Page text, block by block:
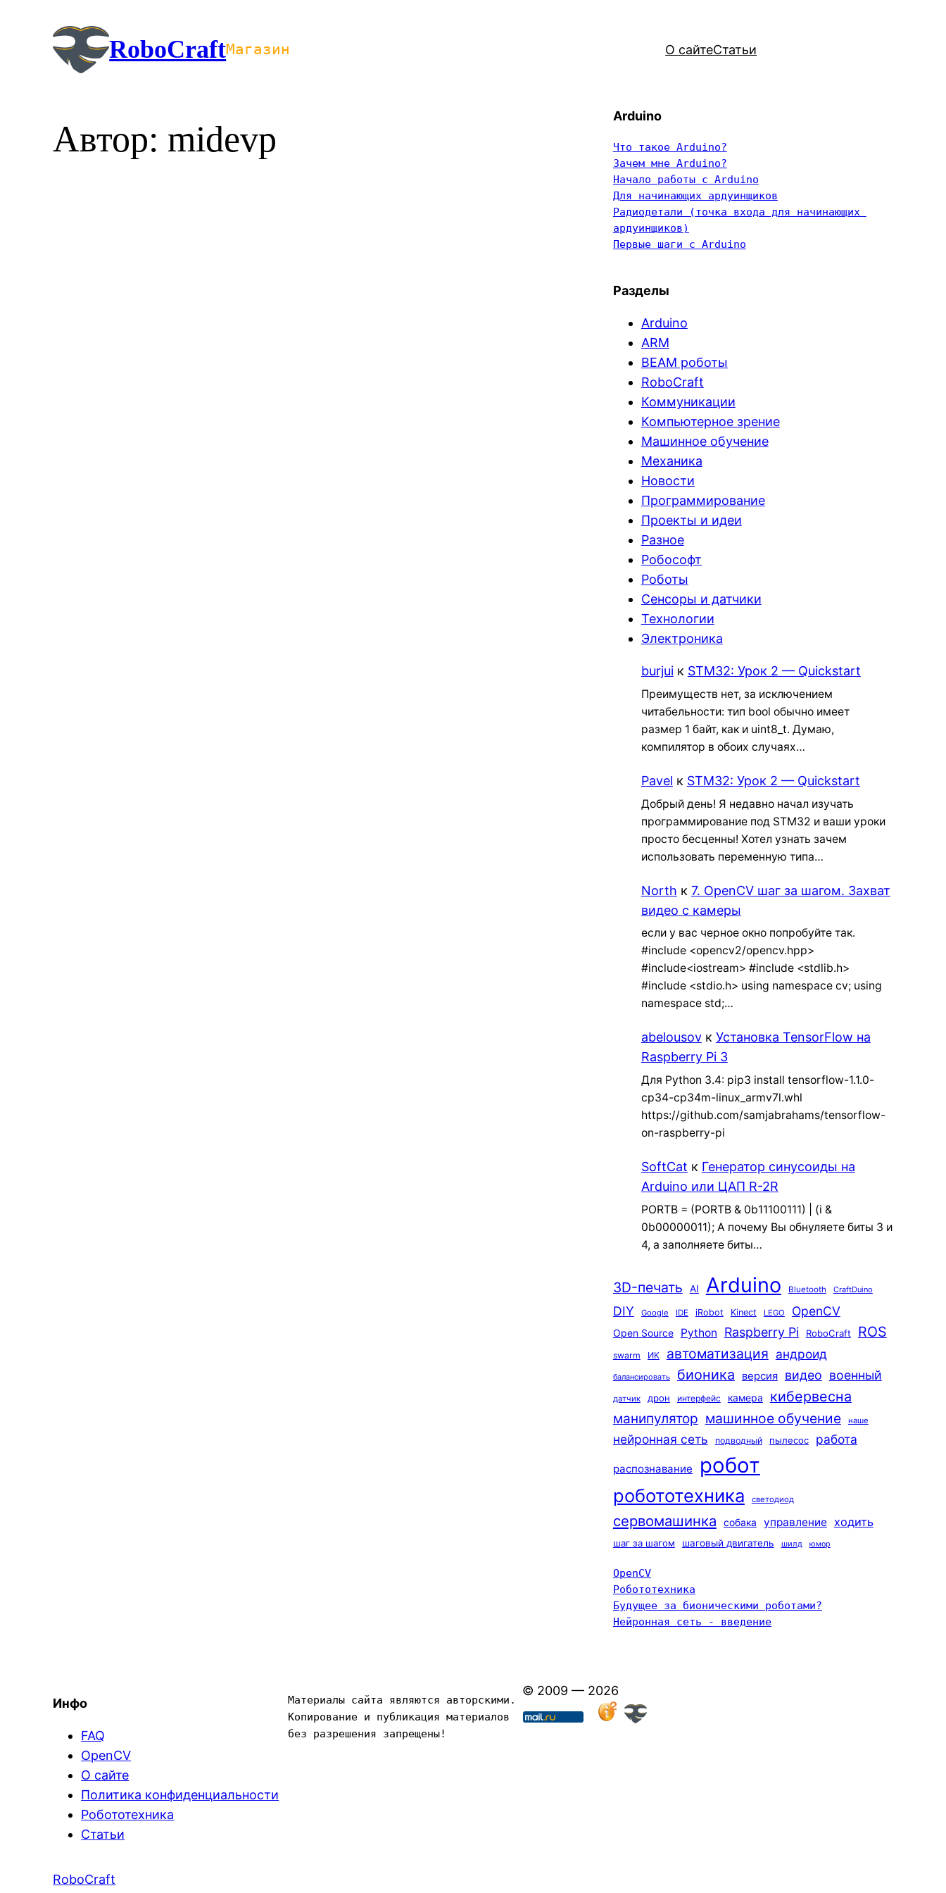
содержимому
RoboCraftМагазин О сайтеСтатьи
Автор: midevp
Arduino
Что такое Arduino?
Зачем мне Arduino?
Начало работы с Arduino
Для начинающих ардуинщиков
Радиодетали (точка входа для начинающих
ардуинщиков)
Первые шаги с Arduino
Разделы
Arduino
ARM
BEAM роботы
RoboCraft
Коммуникации
Компьютерное зрение
Машинное обучение
Механика
Новости
Программирование
Проекты и идеи
Разное
Робософт
Роботы
Сенсоры и датчики
Технологии
Электроника
burjuiк STM32: Урок 2 — Quickstart
Преимуществ нет, за исключением
читабельности: тип bool обычно имеет
размер 1 байт, как и uint8_t. Думаю,
компилятор в обоих случаях…
Pavel к STM32: Урок 2 — Quickstart
Добрый день! Я недавно начал изучать
программирование под STM32 и ваши уроки
просто бесценны! Хотел узнать зачем
использовать переменную типа…
North к 7. OpenCV шаг за шагом. Захват
видео с камеры
если у вас черное окно попробуйте так.
#include <opencv2/opencv.hpp>
#include<iostream> #include <stdlib.h>
#include <stdio.h> using namespace cv; using
namespace std;…
abelousovк Установка TensorFlow на
Raspberry Pi 3
Для Python 3.4: pip3 install tensorflow-1.1.0-
cp34-cp34m-linux_armv7l.whl
https://github.com/samjabrahams/tensorflow-
on-raspberry-pi
SoftCat к Генератор синусоиды на
Arduino или ЦАП R-2R
PORTB = (PORTB & 0b11100111) | (i &
0b00000011); А почему Вы обнуляете биты 3 и
4, а заполняете биты…
3D-печать AI Arduino Bluetooth CraftDuino
DIY Google IDE iRobot Kinect LEGO OpenCV
Open Source Python Raspberry Pi RoboCraft ROS
swarm ИК автоматизация андроид
балансировать бионика версия видео военный
датчик дрон интерфейс камера кибервесна
манипулятор машинное обучение наше
нейронная сеть подводный пылесос работа
распознавание робот
робототехника светодиод
сервомашинка собака управление ходить
шаг за шагом шаговый двигатель шилд юмор
OpenCV
Робототехника
Будущее за бионическими роботами?
Нейронная сеть - введение
Инфо
FAQ
OpenCV
О сайте
Политика конфиденциальности
Робототехника
Статьи
Материалы сайта являются авторскими.
Копирование и публикация материалов
без разрешения запрещены!
© 2009 — 2026
RoboCraft